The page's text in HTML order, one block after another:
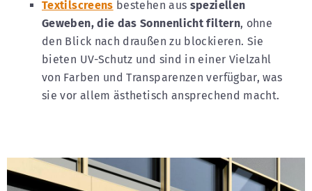
Textilscreens bestehen aus speziellen
Geweben, die das Sonnenlicht filtern, ohne
den Blick nach draußen zu blockieren. Sie
bieten UV-Schutz und sind in einer Vielzahl
von Farben und Transparenzen verfügbar, was
sie vor allem ästhetisch ansprechend macht.